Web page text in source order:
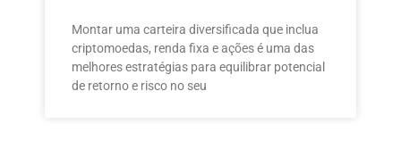
Montar uma carteira diversificada que inclua
criptomoedas, renda fixa e ações é uma das
melhores estratégias para equilibrar potencial
de retorno e risco no seu